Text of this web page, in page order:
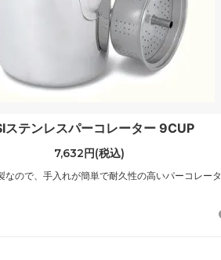
ステンレスパーコレーター 9CUP
7,632円(税込)
なので、手入れが簡単で耐久性の高いパーコレータ